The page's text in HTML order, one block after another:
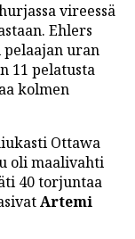
vireessä
Ehlers
uran
11 pelatusta
kolmen
Ottawa
oli maalivahti
40 torjuntaa
Artemi